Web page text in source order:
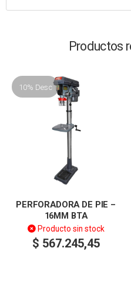
Productos
10% Desc
PERFORADORA DE PIE –
16MM BTA
Producto sin stock
$ 567.245,45